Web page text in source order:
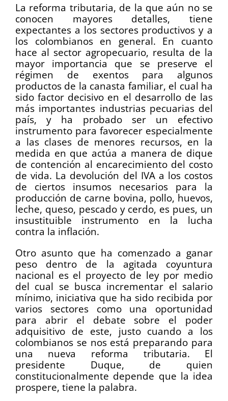
La reforma tributaria, de la que aún no se
conocen mayores detalles, tiene
expectantes a los sectores productivos y a
los colombianos en general. En cuanto
hace al sector agropecuario, resulta de la
mayor importancia que se preserve el
régimen de exentos para algunos
productos de la canasta familiar, el cual ha
sido factor decisivo en el desarrollo de las
más importantes industrias pecuarias del
país, y ha probado ser un efectivo
instrumento para favorecer especialmente
a las clases de menores recursos, en la
medida en que actúa a manera de dique
de contención al encarecimiento del costo
de vida. La devolución del IVA a los costos
de ciertos insumos necesarios para la
producción de carne bovina, pollo, huevos,
leche, queso, pescado y cerdo, es pues, un
insustituible instrumento en la lucha
contra la inflación.
Otro asunto que ha comenzado a ganar
peso dentro de la agitada coyuntura
nacional es el proyecto de ley por medio
del cual se busca incrementar el salario
mínimo, iniciativa que ha sido recibida por
varios sectores como una oportunidad
para abrir el debate sobre el poder
adquisitivo de este, justo cuando a los
colombianos se nos está preparando para
una nueva reforma tributaria. El
presidente Duque, de quien
constitucionalmente depende que la idea
prospere, tiene la palabra.